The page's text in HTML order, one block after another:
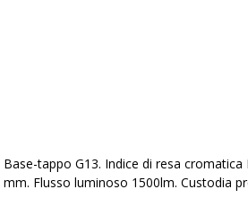
Base-tappo G13. Indice di resa
mm. Flusso luminoso 1500lm. Custodia